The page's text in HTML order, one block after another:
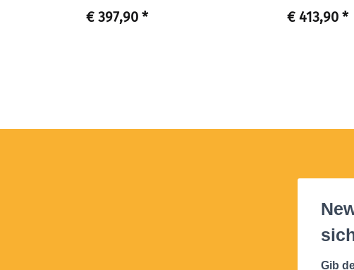
€ 397,90 * € 413,90 *